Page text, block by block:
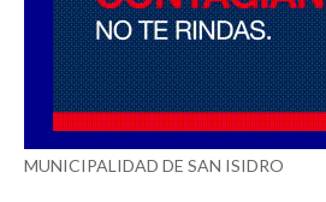
MUNICIPALIDAD DE SAN ISIDRO